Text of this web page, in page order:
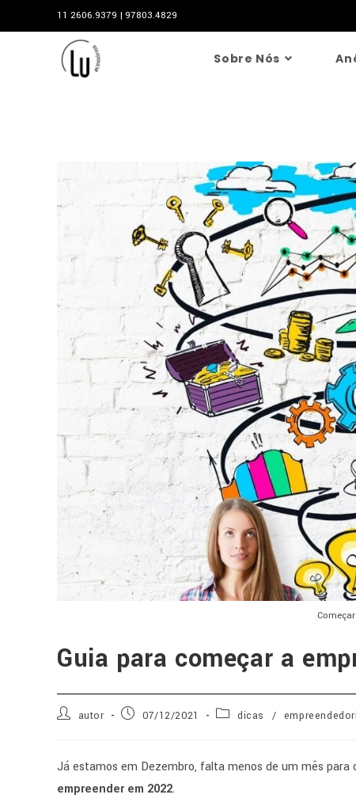
11 2606.9379 | 97803.4829
Sobre Nós
Blog
Guia para começar a
autor 07/12/2021 dicas /
Já estamos em Dezembro, falta menos de um mês
empreender em 2022.